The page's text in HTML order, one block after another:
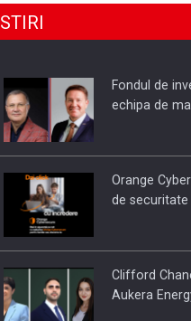
ROOTED IN
PUTTING
STIRI
Fondul de
echipa de
Orange
de securitate
Clifford
Aukera